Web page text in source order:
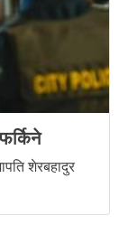
शेरबहादुर